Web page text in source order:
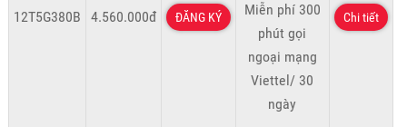
12T5G380B 4.560.000đ ĐĂNG KÝ
Miễn phí 300
phút gọi
ngoại mạng
Viettel/ 30
ngày
Chi tiết